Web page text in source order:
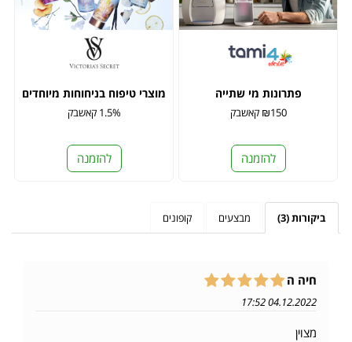
פתרונות מי שתייה
₪150 קאשבק
להזמנה
מוצרי טיפוח בניחוחות מיוחדים
1.5% קאשבק
להזמנה
ביקורות (3) מבצעים קופונים
חיה ה
04.12.2022 17:52
מצוין